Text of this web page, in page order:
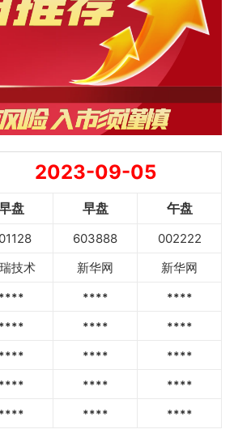
2023-09-05
盘 早盘 午盘
603888 002222
技术 新华网 新华网
**** **** ****
**** **** ****
**** **** ****
**** **** ****
**** **** ****